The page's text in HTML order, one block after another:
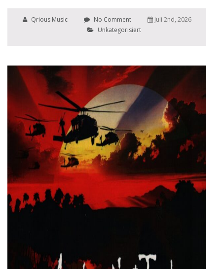
Qrious Music No Comment
Juli 2nd, 2026
Unkategorisiert